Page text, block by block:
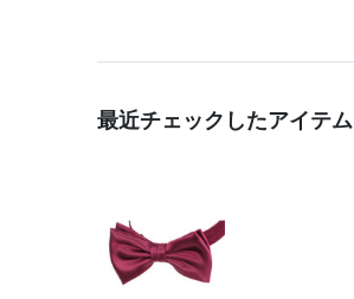
最近チェックしたアイテム